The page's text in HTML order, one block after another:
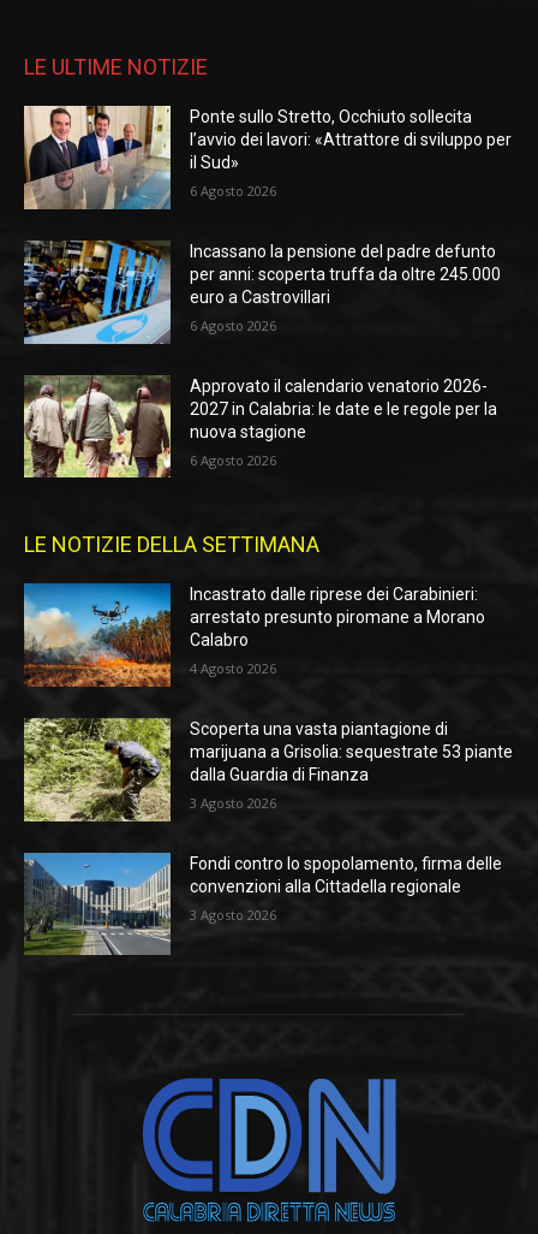
LE ULTIME NOTIZIE
Ponte sullo Stretto, Occhiuto sollecita
l’avvio dei lavori: «Attrattore di sviluppo per
il Sud»
6 Agosto 2026
Incassano la pensione del padre defunto
per anni: scoperta truffa da oltre 245.000
euro a Castrovillari
6 Agosto 2026
Approvato il calendario venatorio 2026-
2027 in Calabria: le date e le regole per la
nuova stagione
6 Agosto 2026
LE NOTIZIE DELLA SETTIMANA
Incastrato dalle riprese dei Carabinieri:
arrestato presunto piromane a Morano
Calabro
4 Agosto 2026
Scoperta una vasta piantagione di
marijuana a Grisolia: sequestrate 53 piante
dalla Guardia di Finanza
3 Agosto 2026
Fondi contro lo spopolamento, firma delle
convenzioni alla Cittadella regionale
3 Agosto 2026